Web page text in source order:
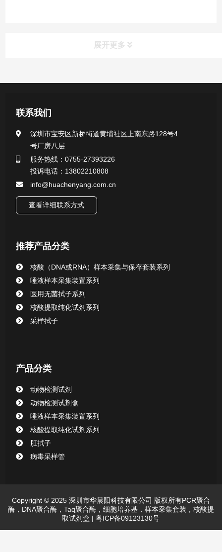
展开更多
产品中心
医用无菌采样拭子系列
一次性使用采样器系列
微生物样本保存液（通用运输传媒介质）系列
核酸（DNA&RNA）样本采集与保存套装系列
唾液样本采集装置系列
清洁验证棉签系列
动物检测试剂
联系我们
深圳市宝安区新桥街道黄埔社区上南东路128号4
号厂房八层
服务热线：0755-27393226
投诉电话：13802210808
info@huachenyang.com.cn
查看详细联系方式
推荐产品分类
核酸（DNA或RNA）样本采集与保存套装系列
唾液样本采集装置系列
医用无菌拭子系列
核酸提取纯化试剂系列
采样拭子
产品分类
动物检测试剂
动物检测试剂盒
唾液样本采集装置系列
核酸提取纯化试剂系列
肛拭子
病毒采样管
Copyright © 2025 深圳市华晨阳科技有限公司 版权所有PCR聚合
酶，DNA聚合酶，Taq聚合酶，细胞培养基，样本采集套装，核酸提
取试剂盒 | 粤ICP备09123130号